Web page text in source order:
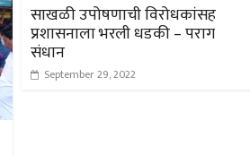
साखळी उपोषणाची विरोधकांसह
प्रशासनाला भरली धडकी – पराग
संधान
September 29, 2022